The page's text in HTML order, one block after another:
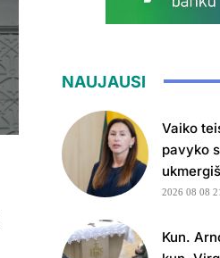
NAUJAUSI
Vaiko
pavyko
2026 08 08
Kun.